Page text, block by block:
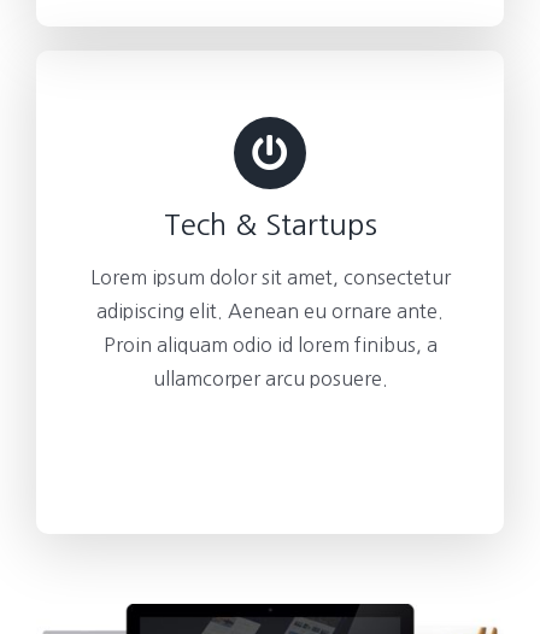
Tech & Startups
Lorem ipsum dolor sit amet, consectetur
adipiscing elit. Aenean eu ornare ante.
Proin aliquam odio id lorem finibus, a
ullamcorper arcu posuere.